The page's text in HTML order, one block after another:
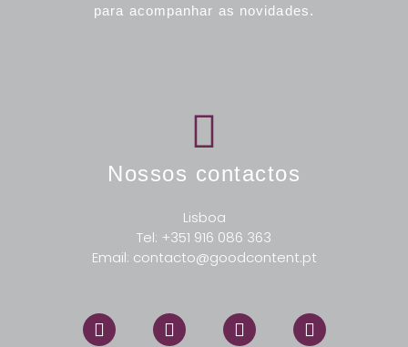
para acompanhar as novidades.
Nossos contactos
Lisboa
Tel: +351 916 086 363
Email: contacto@goodcontent.pt